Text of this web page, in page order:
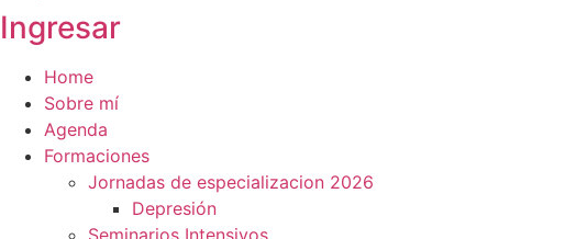
Ingresar
Home
Sobre mí
Agenda
Formaciones
Jornadas de especializacion 2026
Depresión
Seminarios Intensivos